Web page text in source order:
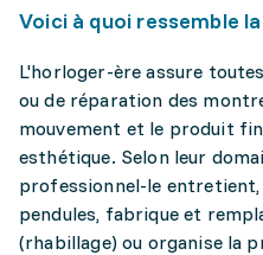
Voici à quoi ressemble
L'horloger-ère assure
ou de réparation des
mouvement et le produit
esthétique. Selon leur
professionnel-le
pendules, fabrique et
(rhabillage) ou organise la